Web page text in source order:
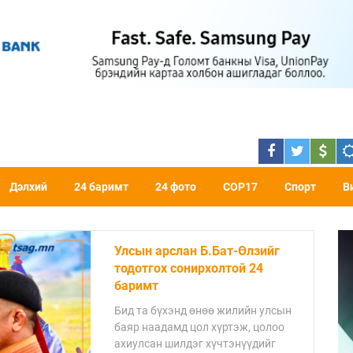
Дэлхий 24 баримт 24 фото COP17 Спорт
Даян аварга
тухай 24 баримт
Бид та бүхэнд өнөө
баяр наадамд цол хүртэж,
ахиулсан шилдэг
цувралаар онцолж байна.